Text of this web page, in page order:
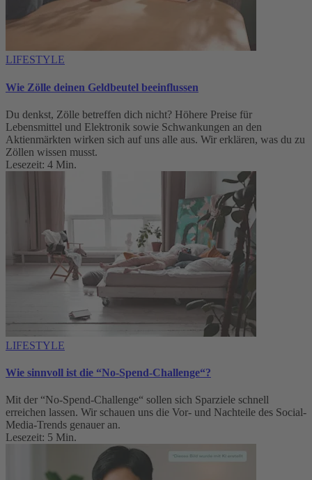
LIFESTYLE
Wie Zölle deinen Geldbeutel beeinflussen
Du denkst, Zölle betreffen dich nicht? Höhere Preise für
Lebensmittel und Elektronik sowie Schwankungen an den
Aktienmärkten wirken sich auf uns alle aus. Wir erklären, was du zu
Zöllen wissen musst.
Lesezeit: 4 Min.
LIFESTYLE
Wie sinnvoll ist die “No-Spend-Challenge“?
Mit der “No-Spend-Challenge“ sollen sich Sparziele schnell
erreichen lassen. Wir schauen uns die Vor- und Nachteile des Social-
Media-Trends genauer an.
Lesezeit: 5 Min.